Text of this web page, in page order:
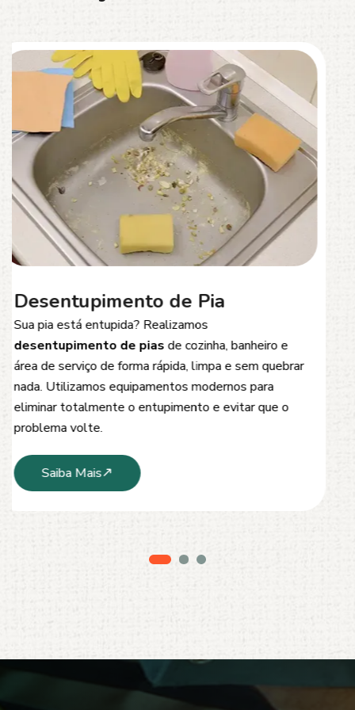
Desentupimento de Esgoto
Problemas comentupimento de esgoto
Oferecemos soluções rápidas e eficientes para
desobstrução de redes de esgoto, caixas de
inspeção e tubulações. Utilizamos equipamentos
modernos e técnicas seguras que garantem um
serviço limpo, ágil e sem danos à estrutura.
Saiba Mais